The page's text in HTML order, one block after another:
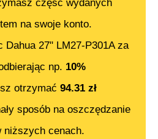
część wydanych
na swoje konto.
Dahua 27" LM27-P301Aza
np. 10%
otrzymać 94.31 zł
sposób na oszczędzanie
niższych cenach.